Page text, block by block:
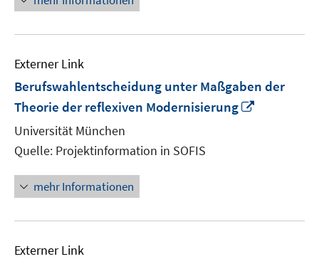
Externer Link
Berufswahlentscheidung unter Maßgaben der
Theorie der reflexiven Modernisierung
Universität München
Quelle: Projektinformation in SOFIS
mehr Informationen
Externer Link